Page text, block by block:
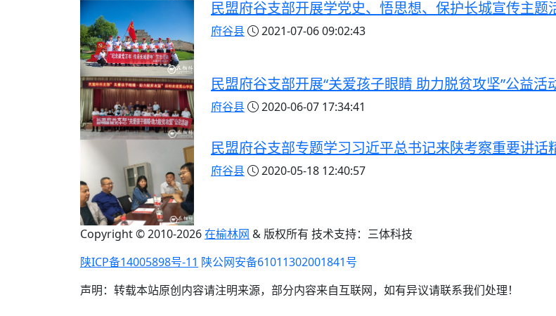
民盟府谷支部开展学党史、悟思想、保护长城宣传主题
府谷县 2021-07-06 09:02:43
民盟府谷支部开展“关爱孩子眼睛 助力脱贫攻坚”公益活
府谷县 2020-06-07 17:34:41
民盟府谷支部专题学习习近平总书记来陕考察重要讲话
府谷县 2020-05-18 12:40:57
Copyright © 2010-2026在榆林网 & 版权所有 技术支持：三体科技
陕ICP备14005898号-11 陕公网安备61011302001841号
声明：转载本站原创内容请注明来源，部分内容来自互联网，如有异议请联系我们处理！